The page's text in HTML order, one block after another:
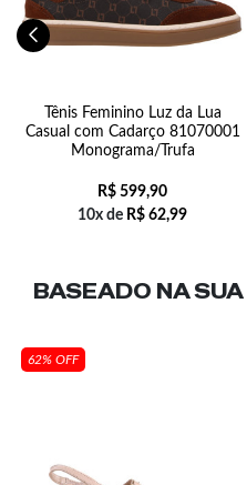
Tênis Feminino Luz da Lua
Casual com Cadarço 81070001
Monograma/Trufa
R$ 599,90
10x de R$ 62,99
BASEADO NA SUA
62% OFF